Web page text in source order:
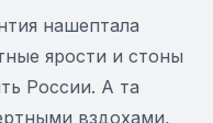
нашептала
ярости и стоны
России. А та
вздохами,